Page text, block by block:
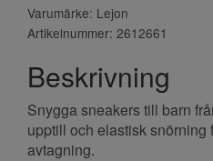
Varumärke: Lejon
Artikelnummer: 2612661
Beskrivning
Snygga sneakers till barn
upptill och elastisk snörning
avtagning.